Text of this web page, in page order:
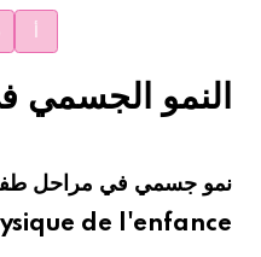
النمو الجسمي
نمو جسمي في مراحل
de l'enfance